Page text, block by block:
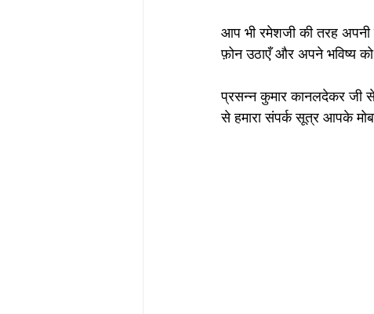
आप भी रमेशजी की तरह
फ़ोन उठाएँ और अपने भविष्य
प्रसन्न कुमार कानलदेकर जी
से हमारा संपर्क सूत्र आपके